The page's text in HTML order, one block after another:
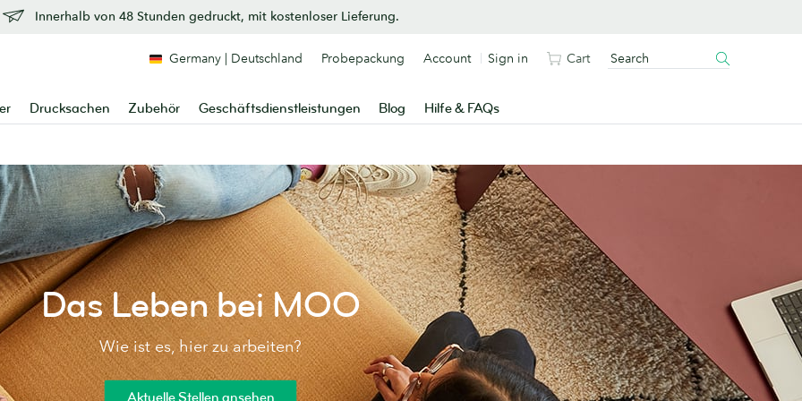
Innerhalb von 48 Stunden gedruckt, mit kostenloser Lieferung.
Drucksachen Zubehör Geschäftsdienstleistungen Blog Hilfe & FAQs
Germany | Deutschland Probepackung Account Sign in Cart
Das Leben bei MOO
Wie ist es, hier zu arbeiten?
Aktuelle Stellen ansehen